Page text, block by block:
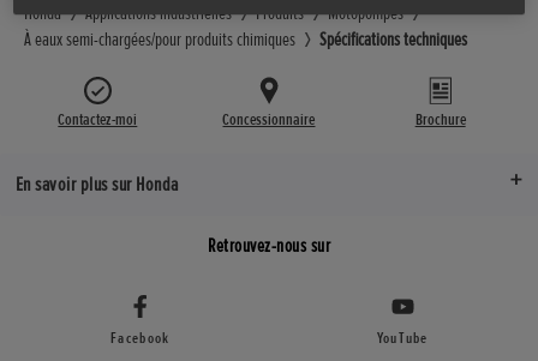
Honda Applications industrielles Produits
Motopompes
À eaux semi-chargées/pour produits chimiques
Spécifications techniques
Contactez-moi Concessionnaire Brochure
En savoir plus sur Honda
Retrouvez-nous sur
Facebook YouTube